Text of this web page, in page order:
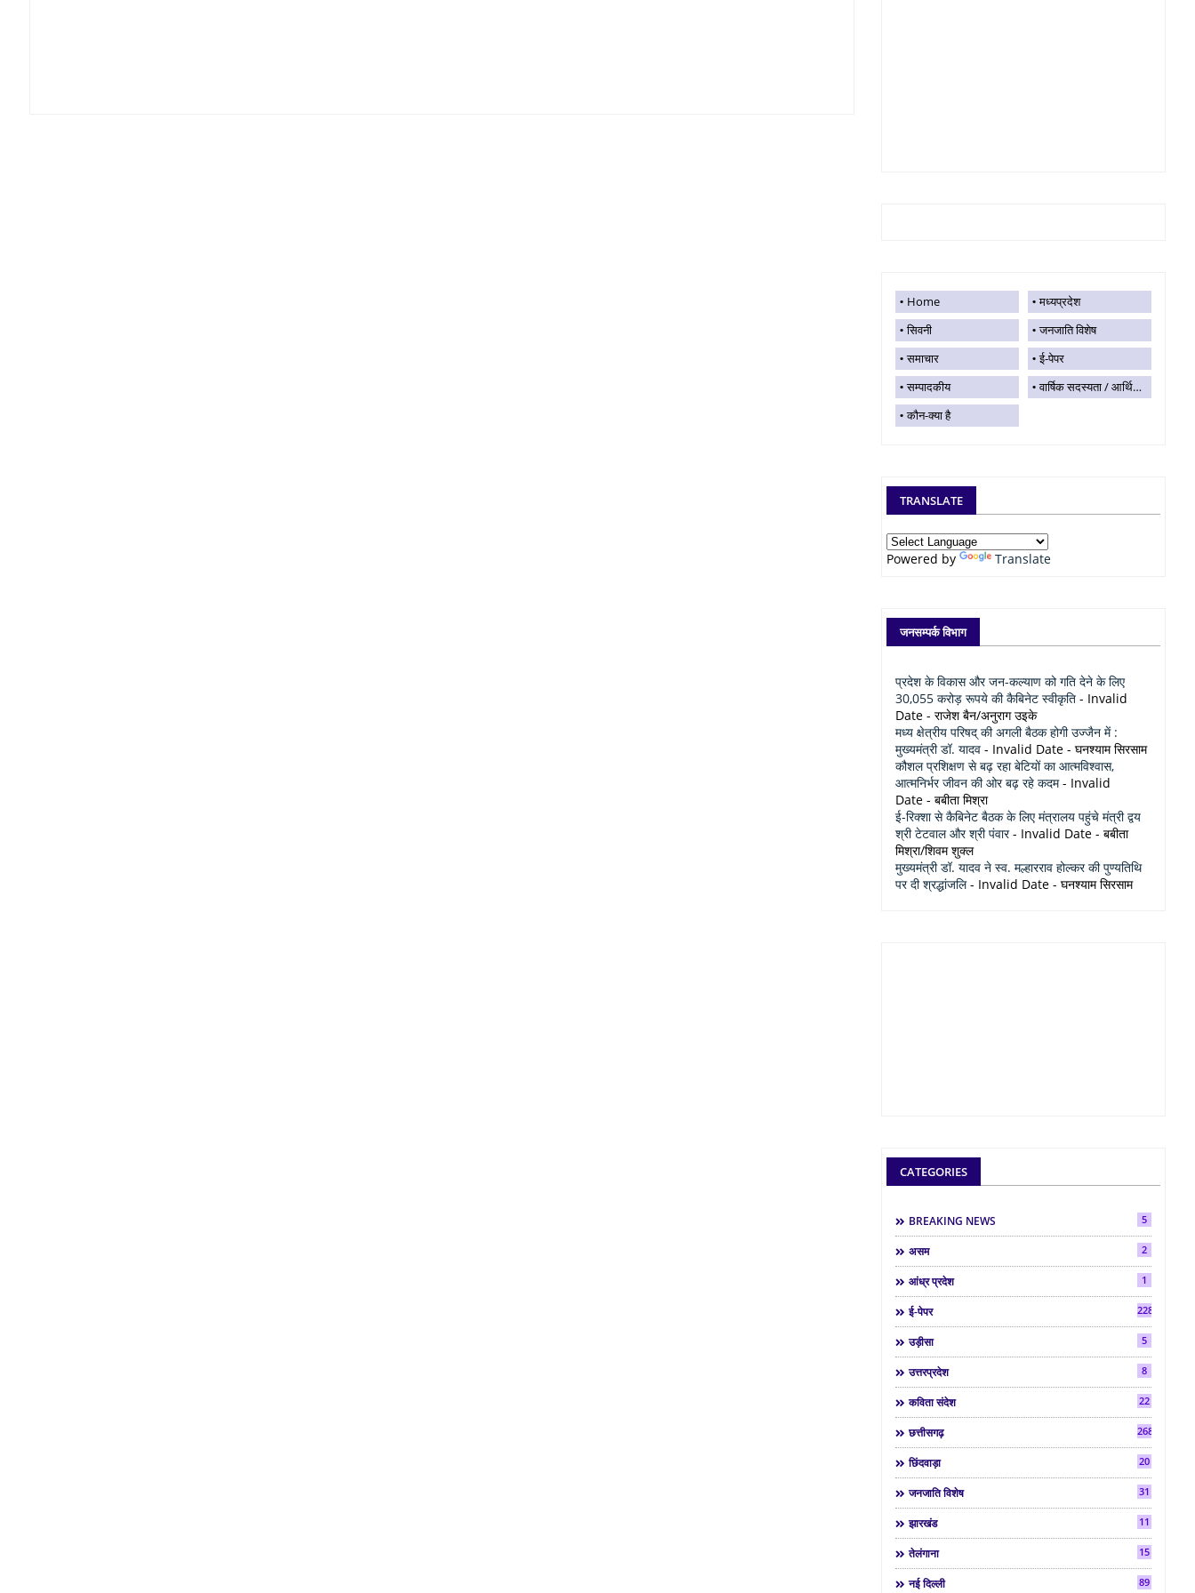
Home
मध्यप्रदेश
सिवनी
जनजाति विशेष
समाचार
ई-पेपर
सम्पादकीय
वार्षिक सदस्यता / आर्थिक सहयोग
कौन-क्या है
TRANSLATE
Powered by Translate
जनसम्पर्क विभाग
प्रदेश के विकास और जन-कल्याण को गति देने के लिए
30,055 करोड़ रूपये की कैबिनेट स्वीकृति - Invalid
Date - राजेश बैन/अनुराग उइके
मध्य क्षेत्रीय परिषद् की अगली बैठक होगी उज्जैन में :
मुख्यमंत्री डॉ. यादव - Invalid Date - घनश्याम सिरसाम
कौशल प्रशिक्षण से बढ़ रहा बेटियों का आत्मविश्वास,
आत्मनिर्भर जीवन की ओर बढ़ रहे कदम- Invalid
Date - बबीता मिश्रा
ई-रिक्शा से कैबिनेट बैठक के लिए मंत्रालय पहुंचे मंत्री द्वय
श्री टेटवाल और श्री पंवार- Invalid Date - बबीता
मिश्रा/शिवम शुक्ल
मुख्यमंत्री डॉ. यादव ने स्व. मल्हारराव होल्कर की पुण्यतिथि
पर दी श्रद्धांजलि- Invalid Date - घनश्याम सिरसाम
CATEGORIES
BREAKING NEWS 5
असम 2
आंध्र प्रदेश 1
ई-पेपर 2286
उड़ीसा 5
उत्तरप्रदेश 8
कविता संदेश 22
छत्तीसगढ़ 268
छिंदवाड़ा 20
जनजाति विशेष 31
झारखंड 11
तेलंगाना 15
नई दिल्ली 89